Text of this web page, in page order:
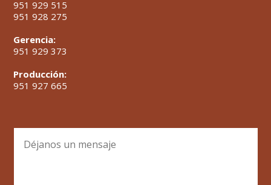
951 929 515
951 928 275
Gerencia:
951 929 373
Producción:
951 927 665